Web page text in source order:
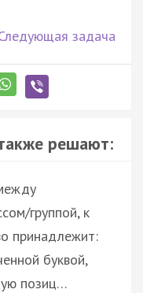
задача
решают:
группой, к
принадлежит:
буквой,
позиц…